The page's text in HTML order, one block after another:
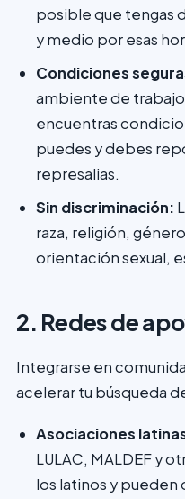
posible que tengas
y medio por esas
Condiciones
ambiente de
encuentras
puedes y debes
represalias.
Sin discriminación:
raza, religión,
orientación sexual,
2. Redes de
Integrarse en
acelerar tu búsqueda
Asociaciones
LULAC, MALDEF y
los latinos y